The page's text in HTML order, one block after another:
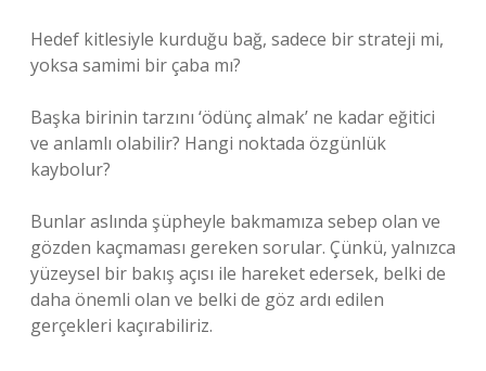
Hedef kitlesiyle kurduğu bağ, sadece bir strateji mi,
yoksa samimi bir çaba mı?
Başka birinin tarzını ‘ödünç almak’ ne kadar eğitici
ve anlamlı olabilir? Hangi noktada özgünlük
kaybolur?
Bunlar aslında şüpheyle bakmamıza sebep olan ve
gözden kaçmaması gereken sorular. Çünkü, yalnızca
yüzeysel bir bakış açısı ile hareket edersek, belki de
daha önemli olan ve belki de göz ardı edilen
gerçekleri kaçırabiliriz.